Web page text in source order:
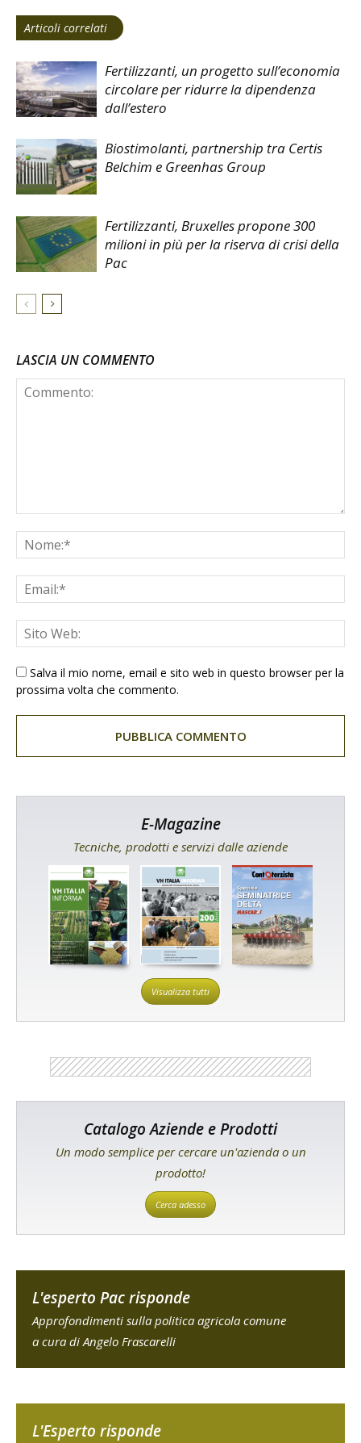
Articoli correlati
Fertilizzanti, un progetto sull’economia
circolare per ridurre la dipendenza
dall’estero
Biostimolanti, partnership tra Certis
Belchim e Greenhas Group
Fertilizzanti, Bruxelles propone 300
milioni in più per la riserva di crisi della
Pac
LASCIA UN COMMENTO
Salva il mio nome, email e sito web in questo browser per la
prossima volta che commento.
E-Magazine
Tecniche, prodotti e servizi dalle aziende
Visualizza tutti
Catalogo Aziende e Prodotti
Un modo semplice per cercare un'azienda o un
prodotto!
Cerca adesso
L'esperto Pac risponde
Approfondimenti sulla politica agricola comune
a cura di Angelo Frascarelli
L'Esperto risponde